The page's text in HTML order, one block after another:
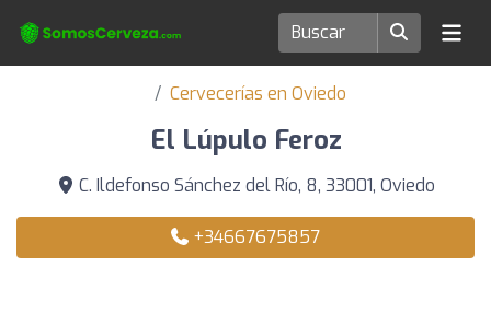
Cervecerías en Oviedo
El Lúpulo Feroz
C. Ildefonso Sánchez del Río, 8, 33001, Oviedo
+34667675857